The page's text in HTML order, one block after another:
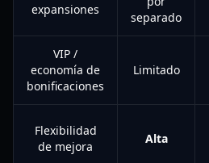
expansiones
separado
VIP /
economía de
bonificaciones
Limitado
Flexibilidad
de mejora
Alta